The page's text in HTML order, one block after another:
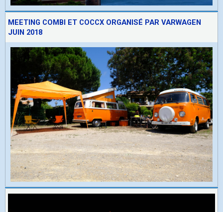
MEETING COMBI ET COCCX ORGANISÉ PAR VARWAGEN
JUIN 2018